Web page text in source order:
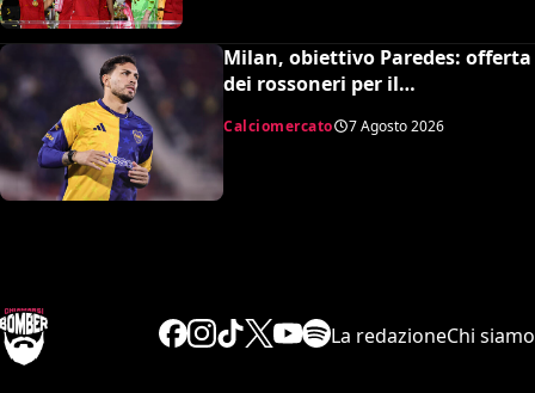
Milan, obiettivo Paredes: offerta
dei rossoneri per il
Calciomercato 7 Agosto 2026
La redazioneChi siamo